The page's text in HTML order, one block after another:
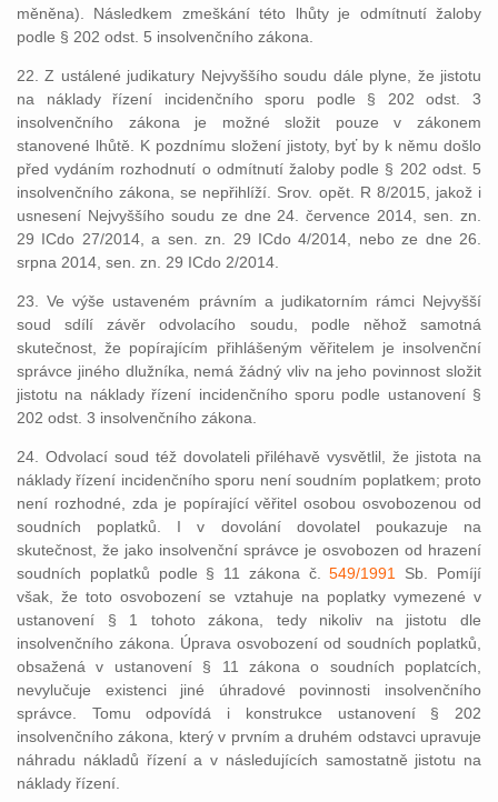
měněna). Následkem zmeškání této lhůty je odmítnutí žaloby
podle § 202 odst. 5 insolvenčního zákona.
22. Z ustálené judikatury Nejvyššího soudu dále plyne, že jistotu
na náklady řízení incidenčního sporu podle § 202 odst. 3
insolvenčního zákona je možné složit pouze v zákonem
stanovené lhůtě. K pozdnímu složení jistoty, byť by k němu došlo
před vydáním rozhodnutí o odmítnutí žaloby podle § 202 odst. 5
insolvenčního zákona, se nepřihlíží. Srov. opět. R 8/2015, jakož i
usnesení Nejvyššího soudu ze dne 24. července 2014, sen. zn.
29 ICdo 27/2014, a sen. zn. 29 ICdo 4/2014, nebo ze dne 26.
srpna 2014, sen. zn. 29 ICdo 2/2014.
23. Ve výše ustaveném právním a judikatorním rámci Nejvyšší
soud sdílí závěr odvolacího soudu, podle něhož samotná
skutečnost, že popírajícím přihlášeným věřitelem je insolvenční
správce jiného dlužníka, nemá žádný vliv na jeho povinnost složit
jistotu na náklady řízení incidenčního sporu podle ustanovení §
202 odst. 3 insolvenčního zákona.
24. Odvolací soud též dovolateli přiléhavě vysvětlil, že jistota na
náklady řízení incidenčního sporu není soudním poplatkem; proto
není rozhodné, zda je popírající věřitel osobou osvobozenou od
soudních poplatků. I v dovolání dovolatel poukazuje na
skutečnost, že jako insolvenční správce je osvobozen od hrazení
soudních poplatků podle § 11 zákona č.549/1991
Sb. Pomíjí
však, že toto osvobození se vztahuje na poplatky vymezené v
ustanovení § 1 tohoto zákona, tedy nikoliv na jistotu dle
insolvenčního zákona. Úprava osvobození od soudních poplatků,
obsažená v ustanovení § 11 zákona o soudních poplatcích,
nevylučuje existenci jiné úhradové povinnosti insolvenčního
správce. Tomu odpovídá i konstrukce ustanovení § 202
insolvenčního zákona, který v prvním a druhém odstavci upravuje
náhradu nákladů řízení a v následujících samostatně jistotu na
náklady řízení.